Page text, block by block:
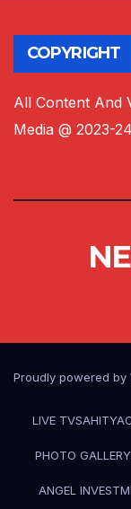
COPYRIGHT
All Content And
Media @ 2023-24
Proudly powered by
LIVE TVSAHITYA
PHOTO GALLERY
ANGEL